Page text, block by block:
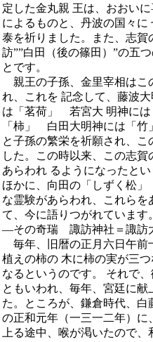
定した金丸親 王は、おおい
によるものと、丹波の国々
泰を祈りました。また、志賀
訪””白田（後の篠田）”の五
とです。
親王の子孫、金里宰相はこ
れ、これを 記念して、藤波
は「茗荷」 若宮大 明神に
「柿」 白田大明神には「竹
と子孫の繁栄を祈願され、こ
した。この時以来、この志
あらわれ るようになったと
ほかに、向田の「しずく松
な霊験があらわれ、これらを
て、今に語りつがれています。
―その奇瑞 諏訪神社＝諏訪
毎年、旧暦の正月六日午前
植えの柿の 木に柿の実が三
なるというのです。 それで
ともいわれ、毎年、宮廷に
た。ところが、鎌倉時代、白
の正和元年（一三一二年）
上る途中、喉が渇いたので